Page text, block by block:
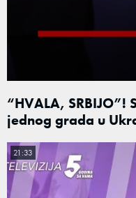
“HVALA,
jednog grada u
21:33